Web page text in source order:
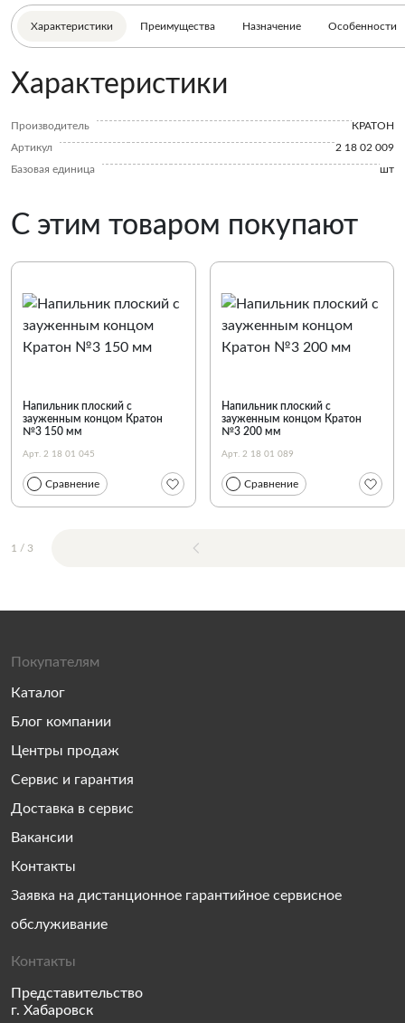
Характеристики Преимущества Назначение Особенности
Характеристики
Производитель
КРАТОН
Артикул
2 18 02 009
Базовая единица
шт
С этим товаром покупают
Напильник плоский с
зауженным концом Кратон
№3 150 мм
Арт. 2 18 01 045
Сравнение
Напильник плоский с
зауженным концом Кратон
№3 200 мм
Арт. 2 18 01 089
Сравнение
1 / 3
Покупателям
Каталог
Блог компании
Центры продаж
Сервис и гарантия
Доставка в сервис
Вакансии
Контакты
Заявка на дистанционное гарантийное сервисное
обслуживание
Контакты
Представительство
г. Хабаровск